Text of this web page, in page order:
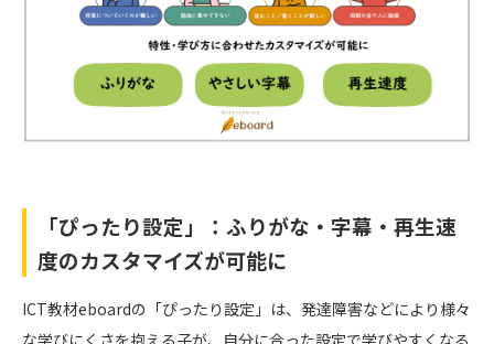
「ぴったり設定」：ふりがな・字幕・再生速
度のカスタマイズが可能に
ICT教材eboardの「ぴったり設定」は、発達障害などにより様々
な学びにくさを抱える子が、自分に合った設定で学びやすくなる